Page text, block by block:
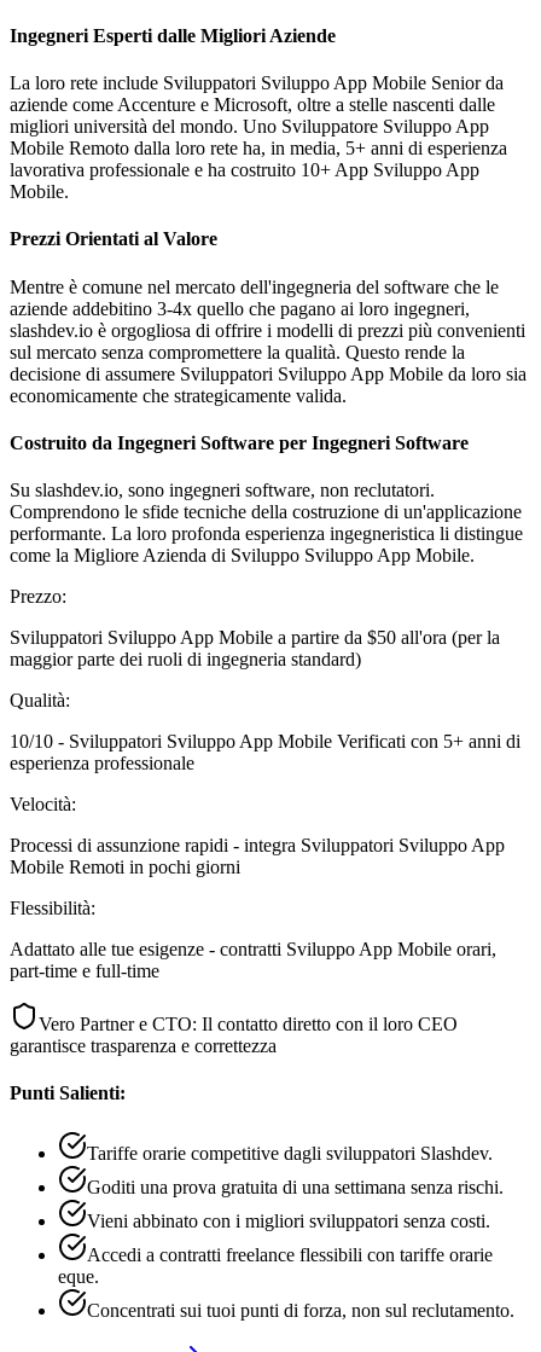
Ingegneri Esperti dalle Migliori Aziende
La loro rete include Sviluppatori Sviluppo App Mobile Senior da
aziende come Accenture e Microsoft, oltre a stelle nascenti dalle
migliori università del mondo. Uno Sviluppatore Sviluppo App
Mobile Remoto dalla loro rete ha, in media, 5+ anni di esperienza
lavorativa professionale e ha costruito 10+ App Sviluppo App
Mobile.
Prezzi Orientati al Valore
Mentre è comune nel mercato dell'ingegneria del software che le
aziende addebitino 3-4x quello che pagano ai loro ingegneri,
slashdev.io è orgogliosa di offrire i modelli di prezzi più convenienti
sul mercato senza compromettere la qualità. Questo rende la
decisione di assumere Sviluppatori Sviluppo App Mobile da loro sia
economicamente che strategicamente valida.
Costruito da Ingegneri Software per Ingegneri Software
Su slashdev.io, sono ingegneri software, non reclutatori.
Comprendono le sfide tecniche della costruzione di un'applicazione
performante. La loro profonda esperienza ingegneristica li distingue
come la Migliore Azienda di Sviluppo Sviluppo App Mobile.
Prezzo:
Sviluppatori Sviluppo App Mobile a partire da $50 all'ora (per la
maggior parte dei ruoli di ingegneria standard)
Qualità:
10/10 - Sviluppatori Sviluppo App Mobile Verificati con 5+ anni di
esperienza professionale
Velocità:
Processi di assunzione rapidi - integra Sviluppatori Sviluppo App
Mobile Remoti in pochi giorni
Flessibilità:
Adattato alle tue esigenze - contratti Sviluppo App Mobile orari,
part-time e full-time
Vero Partner e CTO: Il contatto diretto con il loro CEO
garantisce trasparenza e correttezza
Punti Salienti:
Tariffe orarie competitive dagli sviluppatori Slashdev.
Goditi una prova gratuita di una settimana senza rischi.
Vieni abbinato con i migliori sviluppatori senza costi.
Accedi a contratti freelance flessibili con tariffe orarie
eque.
Concentrati sui tuoi punti di forza, non sul reclutamento.